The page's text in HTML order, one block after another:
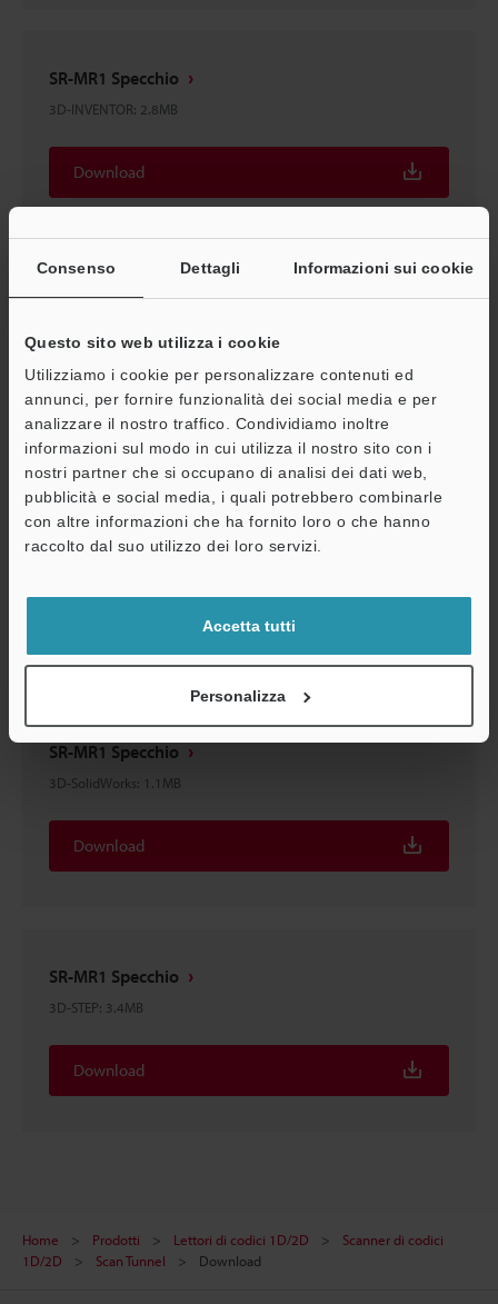
Consenso Dettagli Informazioni sui cookie
Questo sito web utilizza i cookie
Utilizziamo i cookie per personalizzare contenuti ed
annunci, per fornire funzionalità dei social media e per
analizzare il nostro traffico. Condividiamo inoltre
informazioni sul modo in cui utilizza il nostro sito con i
nostri partner che si occupano di analisi dei dati web,
pubblicità e social media, i quali potrebbero combinarle
con altre informazioni che ha fornito loro o che hanno
raccolto dal suo utilizzo dei loro servizi.
Accetta tutti
Personalizza
SR-MR1 Specchio
3D-INVENTOR: 2.8MB
Download
SR-MR1 Specchio
2D-MICROCADAM 188.6KB
Download
SR-MR1 Specchio
SR-MR1 Specchio
3D-SolidWorks: 1.1MB
Download
SR-MR1 Specchio
3D-STEP: 3.4MB
Download
Home Prodotti Lettori di codici 1D/2D
Scanner di codici
1D/2D
Scan Tunnel Download